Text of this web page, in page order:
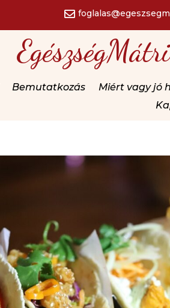

Bemutatkozás Miért vagy jó